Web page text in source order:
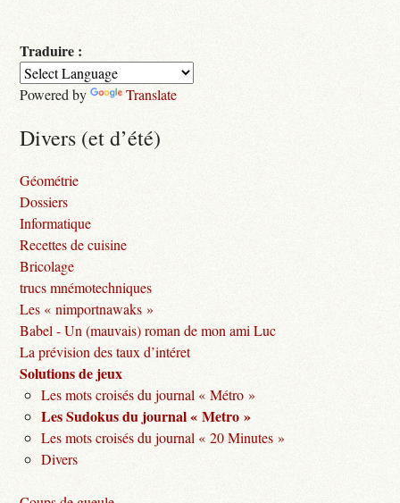
Traduire :
Powered by Translate
Divers (et d’été)
Géométrie
Dossiers
Informatique
Recettes de cuisine
Bricolage
trucs mnémotechniques
Les « nimportnawaks »
Babel - Un (mauvais) roman de mon ami Luc
La prévision des taux d’intéret
Solutions de jeux
Les mots croisés du journal « Métro »
Les Sudokus du journal « Metro »
Les mots croisés du journal « 20 Minutes »
Divers